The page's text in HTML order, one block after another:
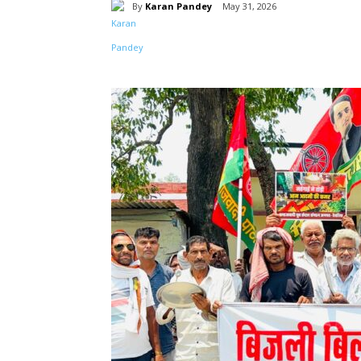
By Karan Pandey May 31, 2026